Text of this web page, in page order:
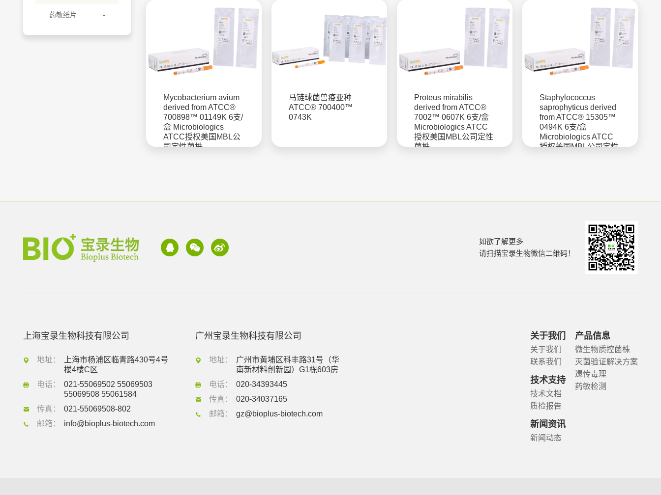
药敏纸片
Mycobacterium avium
derived from ATCC®
700898™ 01149K 6支/
盒 Microbiologics
ATCC授权美国MBL公
司定性菌株
马链球菌兽疫亚种
ATCC® 700400™
0743K
Proteus mirabilis
derived from ATCC®
7002™ 0607K 6支/盒
Microbiologics ATCC
授权美国MBL公司定性
菌株
Staphylococcus
saprophyticus derived
from ATCC® 15305™
0494K 6支/盒
Microbiologics ATCC
授权美国MBL公司定性
如欲了解更多
请扫描宝录生物微信二维码！
上海宝录生物科技有限公司
地址：
上海市杨浦区临青路430号4号
楼4楼C区
电话：
021-55069502 55069503
55069508 55061584
传真：
021-55069508-802
邮箱：
info@bioplus-biotech.com
广州宝录生物科技有限公司
地址：
广州市黄埔区科丰路31号（华
南新材料创新园）G1栋603房
电话：
020-34393445
传真：
020-34037165
邮箱：
gz@bioplus-biotech.com
关于我们
关于我们
联系我们
技术支持
技术文档
质检报告
新闻资讯
新闻动态
产品信息
微生物质控菌株
灭菌验证解决方案
遗传毒理
药敏检测